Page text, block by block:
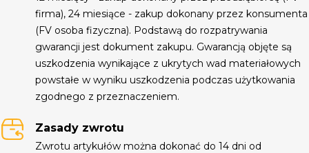
firma), 24 miesiące - zakup dokonany przez konsumenta
(FV osoba fizyczna). Podstawą do rozpatrywania
gwarancji jest dokument zakupu. Gwarancją objęte są
uszkodzenia wynikające z ukrytych wad materiałowych
powstałe w wyniku uszkodzenia podczas użytkowania
zgodnego z przeznaczeniem.
Zasady zwrotu
Zwrotu artykułów można dokonać do 14 dni od